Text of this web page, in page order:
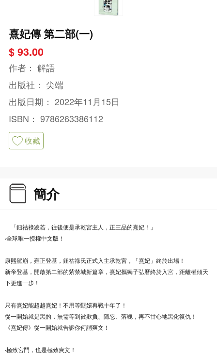
熹妃傳 第二部(一)
$ 93.00
作者： 解語
出版社： 尖端
出版日期： 2022年11月15日
ISBN： 9786263386112
收藏
簡介
「鈕祜祿凌若，往後便是承乾宮主人，正三品的熹妃！」
‧全球唯一授權中文版！
康熙駕崩，雍正登基，鈕祜祿氏正式入主承乾宮，「熹妃」終於出場！
新帝登基，開啟第二部的紫禁城新篇章，熹妃攜獨子弘曆終於入宮，距離權傾天
下更進一步！
只有熹妃能超越熹妃！不用等甄嬛再戰十年了！
從一開始就是黑的，無需等到被欺負、隱忍、落魄，再不甘心地黑化復仇！
《熹妃傳》從一開始就告訴你何謂爽文！
‧極致宮鬥，也是極致爽文！